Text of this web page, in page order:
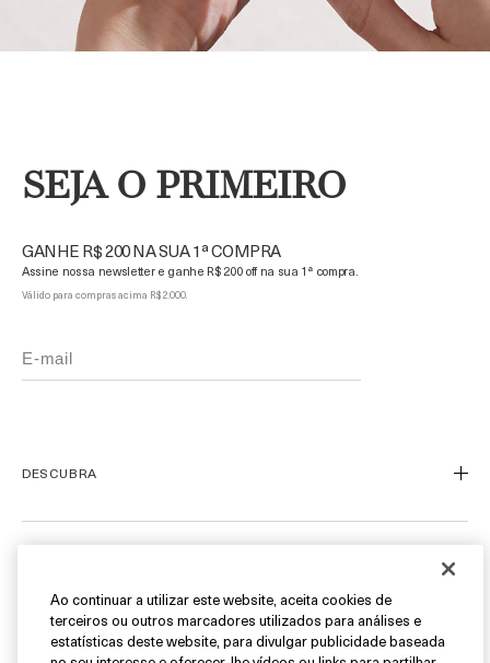
SEJA O PRIMEIRO
GANHE R$ 200 NA SUA 1ª COMPRA
Assine nossa newsletter e ganhe R$ 200 off na sua 1ª compra.
Válido para compras acima R$ 2.000.
DESCUBRA
Miracle Broth™
Blue Heart
Meu Perfil
Ao continuar a utilizar este website, aceita cookies de
terceiros ou outros marcadores utilizados para análises e
estatísticas deste website, para divulgar publicidade baseada